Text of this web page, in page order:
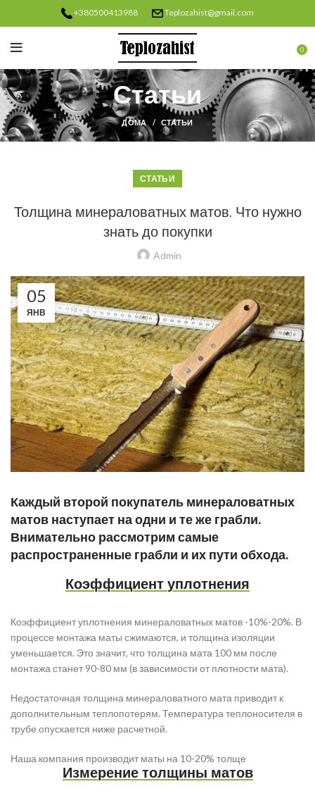
+380500413988 Teplozahist@gmail.com
0
Статьи
ДОМА СТАТЬИ
СТАТЬИ
Толщина минераловатных матов. Что нужно
знать до покупки
Admin
05
ЯНВ
Каждый второй покупатель минераловатных
матов наступает на одни и те же грабли.
Внимательно рассмотрим самые
распространенные грабли и их пути обхода.
Коэффициент уплотнения
Коэффициент уплотнения минераловатных матов -10%-20%. В
процессе монтажа маты сжимаются, и толщина изоляции
уменьшается. Это значит, что толщина мата 100 мм после
монтажа станет 90-80 мм (в зависимости от плотности мата).
Недостаточная толщина минераловатного мата приводит к
дополнительным теплопотерям. Температура теплоносителя в
трубе опускается ниже расчетной.
Наша компания производит маты на 10-20% толще
Измерение толщины матов